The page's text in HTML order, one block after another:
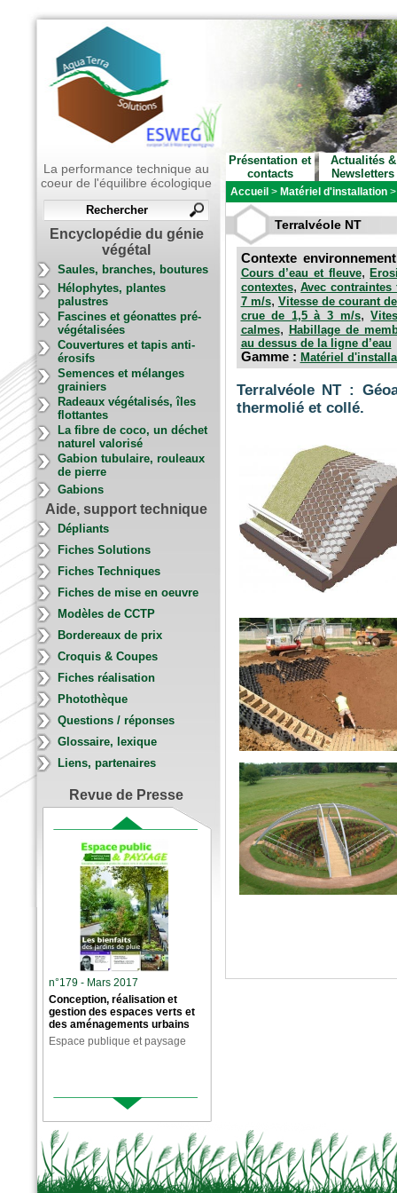
La performance technique au
coeur de l'équilibre écologique
Encyclopédie du génie
végétal
Saules, branches, boutures
Hélophytes, plantes
palustres
Fascines et géonattes pré-
végétalisées
Couvertures et tapis anti-
érosifs
Semences et mélanges
grainiers
Radeaux végétalisés, îles
flottantes
La fibre de coco, un déchet
naturel valorisé
Gabion tubulaire, rouleaux
de pierre
Gabions
Aide, support technique
Dépliants
Fiches Solutions
Fiches Techniques
Fiches de mise en oeuvre
Modèles de CCTP
Bordereaux de prix
Croquis & Coupes
Fiches réalisation
Photothèque
Questions / réponses
Glossaire, lexique
Liens, partenaires
Revue de Presse
n°179 - Mars 2017
Conception, réalisation et
gestion des espaces verts et
des aménagements urbains
Espace publique et paysage
Présentation et
contacts
Actualités &
Newsletters
Accueil > Matériel d'installation
Terralvéole NT
Contexte
Cours d’eau et fleuve,
contextes,Avec contraintes
7 m/s, Vitesse de courant
crue de 1,5 à 3 m/s,
calmes, Habillage de
au dessus de la ligne d’eau
Gamme : Matériel
Terralvéole NT :
thermolié et collé.